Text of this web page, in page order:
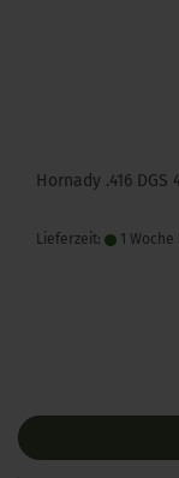
Hornady .416 DGS
Lieferzeit: 1